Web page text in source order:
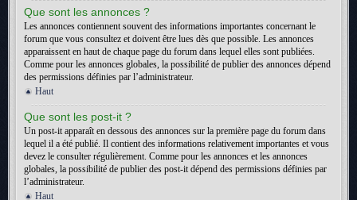
Que sont les annonces ?
Les annonces contiennent souvent des informations importantes concernant le
forum que vous consultez et doivent être lues dès que possible. Les annonces
apparaissent en haut de chaque page du forum dans lequel elles sont publiées.
Comme pour les annonces globales, la possibilité de publier des annonces dépend
des permissions définies par l’administrateur.
Haut
Que sont les post-it ?
Un post-it apparaît en dessous des annonces sur la première page du forum dans
lequel il a été publié. Il contient des informations relativement importantes et vous
devez le consulter régulièrement. Comme pour les annonces et les annonces
globales, la possibilité de publier des post-it dépend des permissions définies par
l’administrateur.
Haut